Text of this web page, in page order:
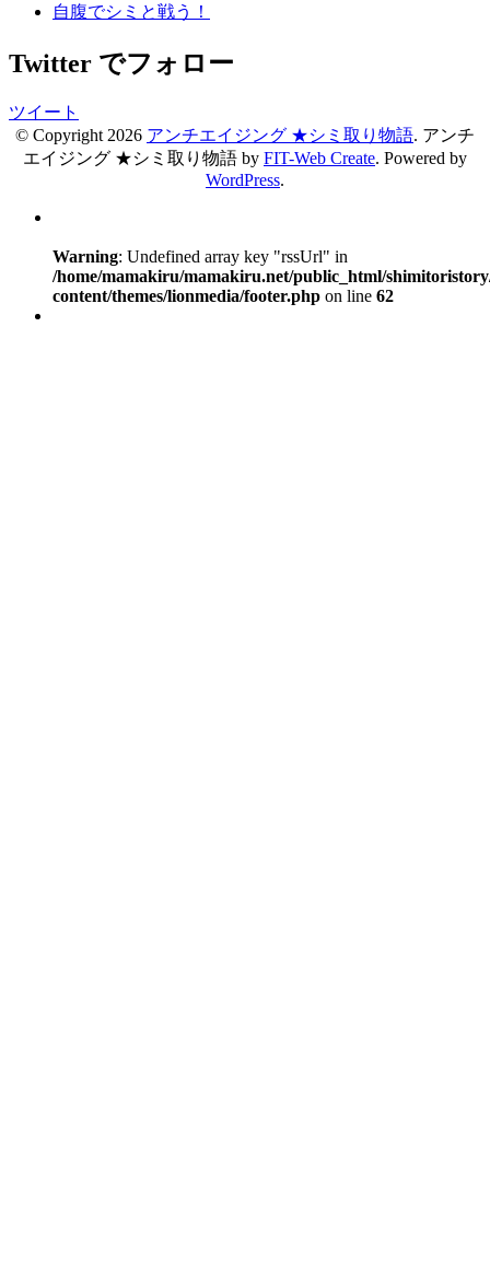
自腹でシミと戦う！
Twitter でフォロー
ツイート
© Copyright 2026 アンチエイジング ★シミ取り物語. アンチ
エイジング ★シミ取り物語 by FIT-Web Create. Powered by
WordPress.
Warning: Undefined array key "rssUrl" in
/home/mamakiru/mamakiru.net/public_html/
content/themes/lionmedia/footer.php on line 62